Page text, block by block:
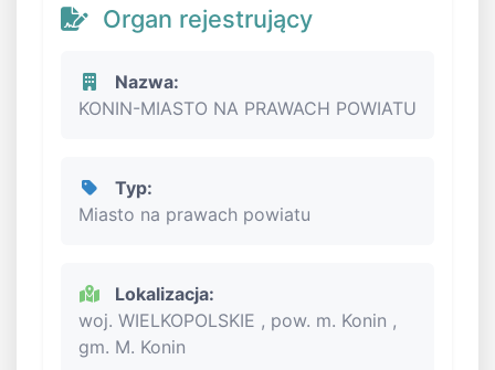
Organ rejestrujący
Nazwa:
KONIN-MIASTO NA PRAWACH POWIATU
Typ:
Miasto na prawach powiatu
Lokalizacja:
woj. WIELKOPOLSKIE , pow. m. Konin ,
gm. M. Konin